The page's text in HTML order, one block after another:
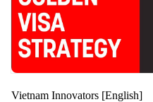
Vietnam Innovators [English]